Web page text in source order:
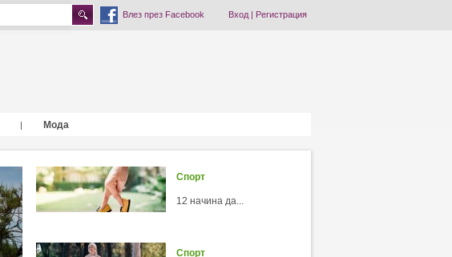
Влез през Facebook Вход| Регистрация
| Мода
Спорт
12 начина да...
Спорт